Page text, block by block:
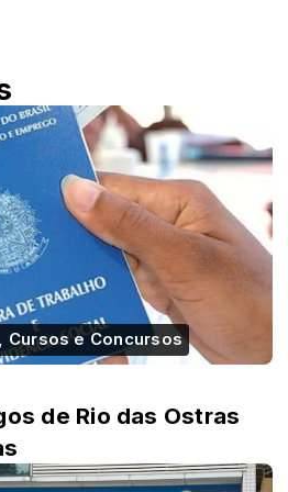
Cursos e Concursos
de Rio das Ostras